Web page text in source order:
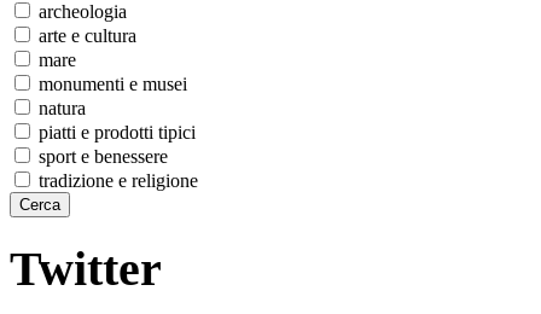
archeologia
arte e cultura
mare
monumenti e musei
natura
piatti e prodotti tipici
sport e benessere
tradizione e religione
Twitter